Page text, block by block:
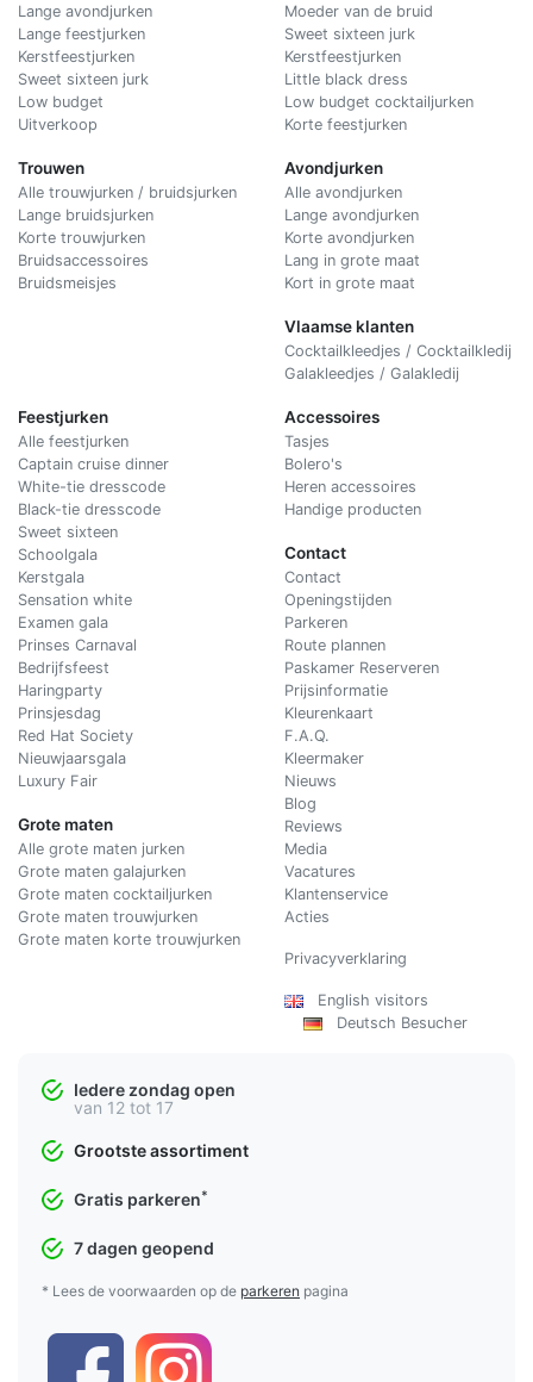
Lange avondjurken
Lange feestjurken
Kerstfeestjurken
Sweet sixteen jurk
Low budget
Uitverkoop
Trouwen
Alle trouwjurken / bruidsjurken
Lange bruidsjurken
Korte trouwjurken
Bruidsaccessoires
Bruidsmeisjes
Moeder van de bruid
Sweet sixteen jurk
Kerstfeestjurken
Little black dress
Low budget cocktailjurken
Korte feestjurken
Avondjurken
Alle avondjurken
Lange avondjurken
Korte avondjurken
Lang in grote maat
Kort in grote maat
Vlaamse klanten
Cocktailkleedjes / Cocktailkledij
Galakleedjes / Galakledij
Feestjurken
Alle feestjurken
Captain cruise dinner
White-tie dresscode
Black-tie dresscode
Sweet sixteen
Schoolgala
Kerstgala
Sensation white
Examen gala
Prinses Carnaval
Bedrijfsfeest
Haringparty
Prinsjesdag
Red Hat Society
Nieuwjaarsgala
Luxury Fair
Grote maten
Alle grote maten jurken
Grote maten galajurken
Grote maten cocktailjurken
Grote maten trouwjurken
Grote maten korte trouwjurken
Accessoires
Tasjes
Bolero's
Heren accessoires
Handige producten
Contact
Contact
Openingstijden
Parkeren
Route plannen
Paskamer Reserveren
Prijsinformatie
Kleurenkaart
F.A.Q.
Kleermaker
Nieuws
Blog
Reviews
Media
Vacatures
Klantenservice
Acties
Privacyverklaring
English visitors
Deutsch Besucher
Iedere zondag open
van 12 tot 17
Grootste assortiment
Gratis parkeren*
7 dagen geopend
* Lees de voorwaarden op de parkeren pagina